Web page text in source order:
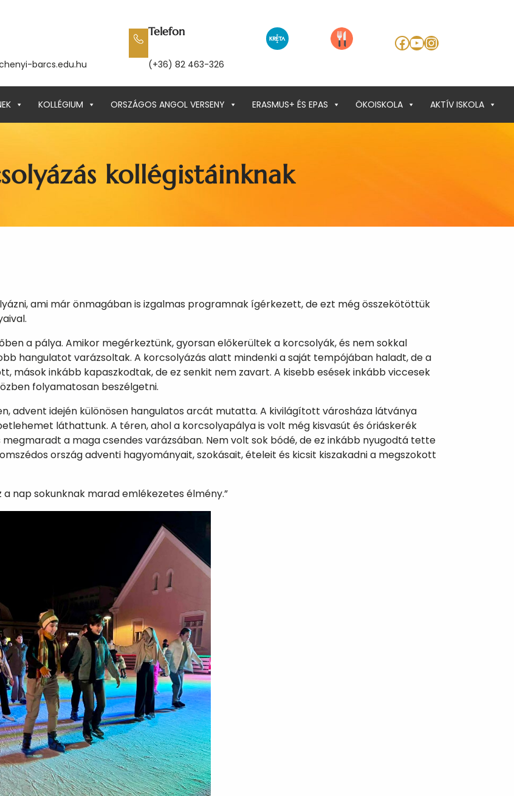
barcs.edu.hu
Telefon
(+36) 82 463-326
Facebook
YouTube
Instagram
KOLLÉGIUM ORSZÁGOS ANGOL VERSENY ERASMUS+ ÉS EPAS ÖKOISKOLA AKTÍV ISKOLA
kollégistáinknak
ami már önmagában is izgalmas programnak ígérkezett, de ezt még összekötöttük
a pálya. Amikor megérkeztünk, gyorsan előkerültek a korcsolyák, és nem sokkal
hangulatot varázsoltak. A korcsolyázás alatt mindenki a saját tempójában haladt, de a
mások inkább kapaszkodtak, de ez senkit nem zavart. A kisebb esések inkább viccesek
folyamatosan beszélgetni.
advent idején különösen hangulatos arcát mutatta. A kivilágított városháza látványa
láthattunk. A téren, ahol a korcsolyapálya is volt még kisvasút és óriáskerék
a maga csendes varázsában. Nem volt sok bódé, de ez inkább nyugodtá tette
ország adventi hagyományait, szokásait, ételeit és kicsit kiszakadni a megszokott
nap sokunknak marad emlékezetes élmény.”